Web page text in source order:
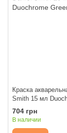
Краска
Smith 15 мл
Pearl
704 грн
В наличии